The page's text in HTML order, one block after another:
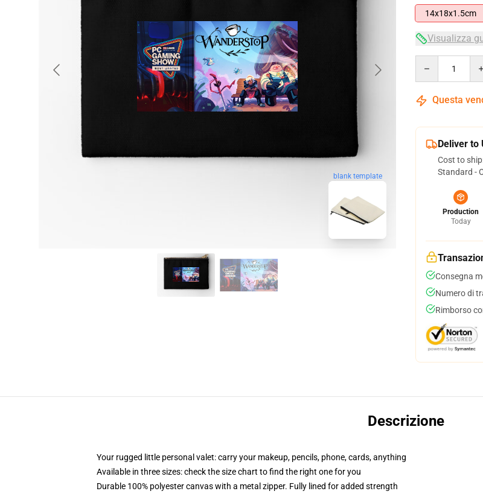
blank template
14x18x1.5cm
Visualizza
Questa
Deliver to
Cost to
Standard -
Production
Today
Consegna
Numero di
Rimborso
Descrizione
Your rugged little personal valet: carry your makeup, pencils, phone, cards, anything
Available in three sizes: check the size chart to find the right one for you
Durable 100% polyester canvas with a metal zipper. Fully lined for added strength